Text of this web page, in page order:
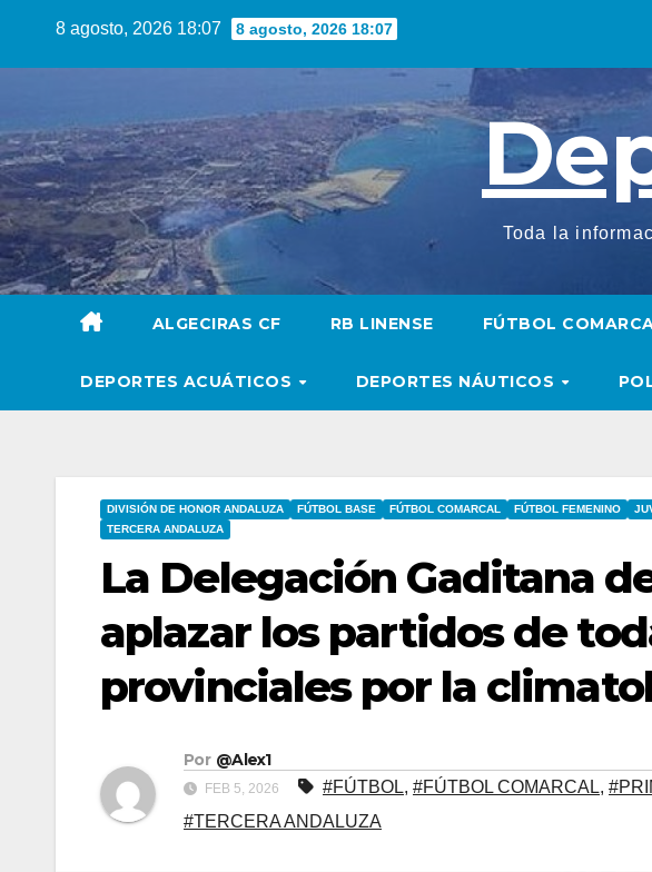
8 agosto, 2026 18:07 8 agosto, 2026 18:07
Toda la
ALGECIRAS CF RB LINENSE FÚTBOL
DEPORTES ACUÁTICOS DEPORTES NÁUTICOS
DIVISIÓN DE HONOR ANDALUZA FÚTBOL BASE FÚTBOL COMARCAL FÚTBOL FEMENINO
TERCERA ANDALUZA
La Delegación Gaditana
aplazar los partidos de
provinciales por la
Por @Alex1
FEB 5, 2026 #FÚTBOL, #FÚTBOL COMARCAL,
#TERCERA ANDALUZA